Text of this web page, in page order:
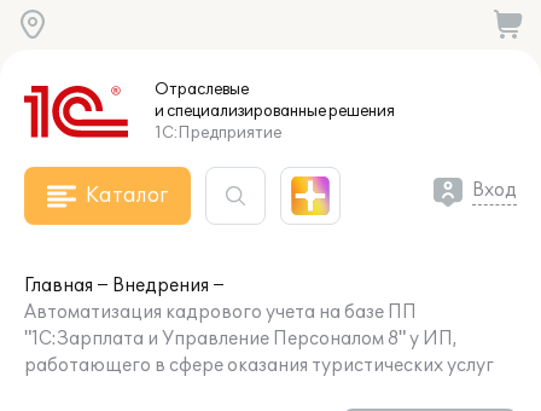
Отраслевые
и специализированныерешения
1С:Предприятие
Каталог Вход
Главная
Внедрения
Автоматизация кадрового учета на базе ПП
"1С:Зарплата и Управление Персоналом 8" у ИП,
работающего в сфере оказания туристических услуг